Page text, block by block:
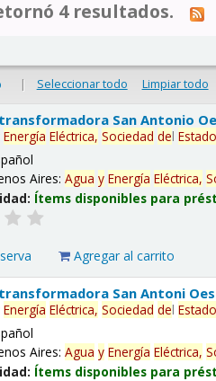
4 resultados.
| Seleccionar todo Limpiar todo
San Antonio
Energía Eléctrica, Sociedad delEstado
Aires:Agua y Energía Eléctrica,
Ítems disponibles para
Agregar al carrito
San Antoni
Energía Eléctrica, Sociedad delEstado
Aires:Agua y Energía Eléctrica,
Ítems disponibles para